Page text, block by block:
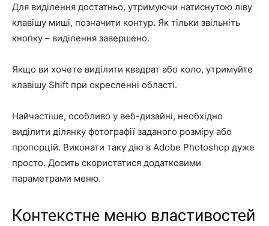
Для виділення достатньо, утримуючи натиснутою ліву
клавішу миші, позначити контур. Як тільки звільніть
кнопку – виділення завершено.
Якщо ви хочете виділити квадрат або коло, утримуйте
клавішу Shift при окресленні області.
Найчастіше, особливо у веб-дизайні, необхідно
виділити ділянку фотографії заданого розміру або
пропорцій. Виконати таку дію в Adobe Photoshop дуже
просто. Досить скористатися додатковими
параметрами меню.
Контекстне меню властивостей